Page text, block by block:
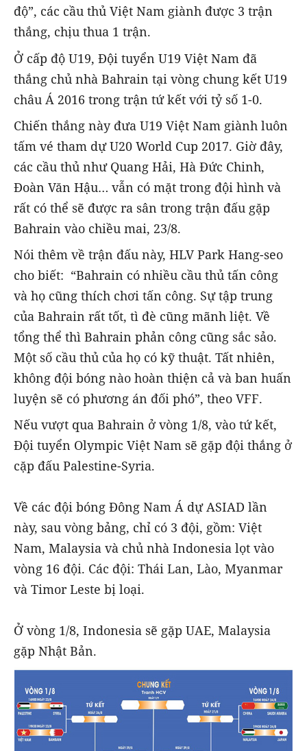
độ”, các cầu thủ Việt Nam giành được 3 trận
thắng, chịu thua 1 trận.
Ở cấp độ U19, Đội tuyển U19 Việt Nam đã
thắng chủ nhà Bahrain tại vòng chung kết U19
châu Á 2016 trong trận tứ kết với tỷ số 1-0.
Chiến thắng này đưa U19 Việt Nam giành luôn
tấm vé tham dự U20 World Cup 2017. Giờ đây,
các cầu thủ như Quang Hải, Hà Đức Chinh,
Đoàn Văn Hậu… vẫn có mặt trong đội hình và
rất có thể sẽ được ra sân trong trận đấu gặp
Bahrain vào chiều mai, 23/8.
Nói thêm về trận đấu này, HLV Park Hang-seo
cho biết: “Bahrain có nhiều cầu thủ tấn công
và họ cũng thích chơi tấn công. Sự tập trung
của Bahrain rất tốt, tì đè cũng mãnh liệt. Về
tổng thể thì Bahrain phản công cũng sắc sảo.
Một số cầu thủ của họ có kỹ thuật. Tất nhiên,
không đội bóng nào hoàn thiện cả và ban huấn
luyện sẽ có phương án đối phó”, theo VFF.
Nếu vượt qua Bahrain ở vòng 1/8, vào tứ kết,
Đội tuyển Olympic Việt Nam sẽ gặp đội thắng ở
cặp đấu Palestine-Syria.
Về các đội bóng Đông Nam Á dự ASIAD lần
này, sau vòng bảng, chỉ có 3 đội, gồm: Việt
Nam, Malaysia và chủ nhà Indonesia lọt vào
vòng 16 đội. Các đội: Thái Lan, Lào, Myanmar
và Timor Leste bị loại.
Ở vòng 1/8, Indonesia sẽ gặp UAE, Malaysia
gặp Nhật Bản.